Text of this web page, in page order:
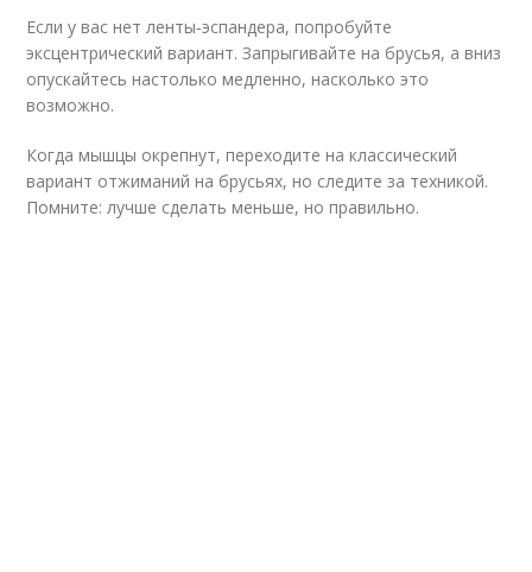
Если у вас нет ленты‑эспандера, попробуйте
эксцентрический вариант. Запрыгивайте на брусья, а вниз
опускайтесь настолько медленно, насколько это
возможно.
Когда мышцы окрепнут, переходите на классический
вариант отжиманий на брусьях, но следите за техникой.
Помните: лучше сделать меньше, но правильно.